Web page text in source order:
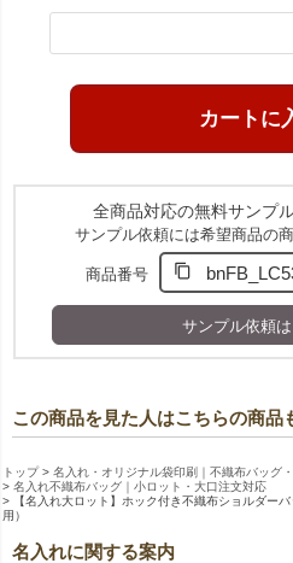
全商品対応の無料サンプ
サンプル依頼には希望商品の
商品番号
サンプル依頼
この商品を見た人はこちらの商品
トップ
名入れ・オリジナル袋印刷｜不織布バッグ
名入れ不織布バッグ｜小ロット・大口注文対応
【名入れ大ロット】ホック付き不織布ショルダ
用）
名入れに関する案内